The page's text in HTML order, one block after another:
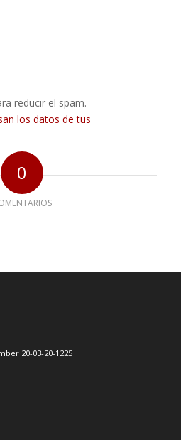
reducir el spam.
los datos de tus
0
20-03-20-1225